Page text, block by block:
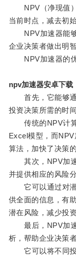
NPV（净现值）
当前时点，减去初
NPV加速器能够
企业决策者做出明
NPV加速器的优
npv加速器安卓下载
首先，它能够通
投资决策所需的时
传统的NPV计算
Excel模型，而
算法，加快了决策
其次，NPV加速
并提供相应的风险
它可以通过对潜
供全面的信息，有
潜在风险，减少投
最后，NPV加速
析，帮助企业决策
它可以将不同投